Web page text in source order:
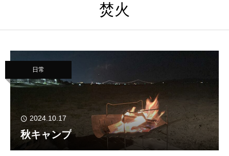
焚火
日常
2024.10.17
秋キャンプ